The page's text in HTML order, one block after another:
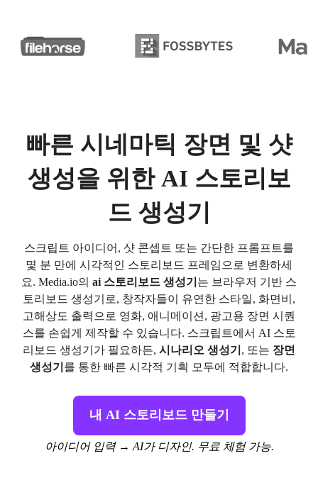
빠른 시네마틱 장면 및 샷
생성을 위한 AI 스토리보
드 생성기
스크립트 아이디어, 샷 콘셉트 또는 간단한 프롬프트를
몇 분 만에 시각적인 스토리보드 프레임으로 변환하세
요. Media.io의 ai 스토리보드 생성기 는 브라우저 기반 스
토리보드 생성기로, 창작자들이 유연한 스타일, 화면비,
고해상도 출력으로 영화, 애니메이션, 광고용 장면 시퀀
스를 손쉽게 제작할 수 있습니다. 스크립트에서 AI 스토
리보드 생성기가 필요하든, 시나리오 생성기 , 또는 장면
생성기 를 통한 빠른 시각적 기획 모두에 적합합니다.
내 AI 스토리보드 만들기
아이디어 입력 → AI가 디자인. 무료 체험 가능.